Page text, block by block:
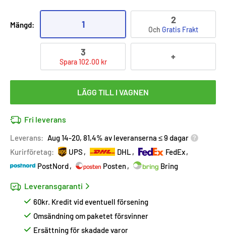
Mängd: 1 2
Och Gratis Frakt
3
Spara 102.00 kr +
LÄGG TILL I VAGNEN
Fri leverans
Leverans: Aug 14-20, 81,4% av leveranserna ≤ 9 dagar
Kurirföretag:
UPS DHL
FedEx
PostNord
Posten Bring
Leveransgaranti
60kr. Kredit vid eventuell försening
Omsändning om paketet försvinner
Ersättning för skadade varor